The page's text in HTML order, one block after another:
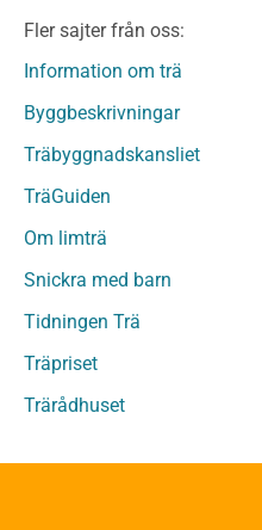
Fanerträ
Fanerträ Obehandlat
Träpanel och
Träpanel och utvändig
Trägolv
Sågat virke
Sågat virke Behandlat
Övriga träprodukter
Övrigt byggvirke
Underlagsspont
Fler sajter från oss:
Information om trä
Byggbeskrivningar
Träbyggnadskansliet
TräGuiden
Om limträ
Snickra med barn
Tidningen Trä
Träpriset
Trärådhuset